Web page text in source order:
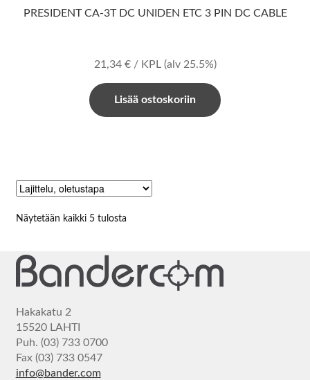
PRESIDENT CA-3T DC UNIDEN ETC 3 PIN DC CABLE
21,34 €/ KPL (alv 25.5%)
Lisää ostoskoriin
Näytetään kaikki 5 tulosta
Hakakatu 2
15520 LAHTI
Puh. (03) 733 0700
Fax (03) 733 0547
info@bander.com